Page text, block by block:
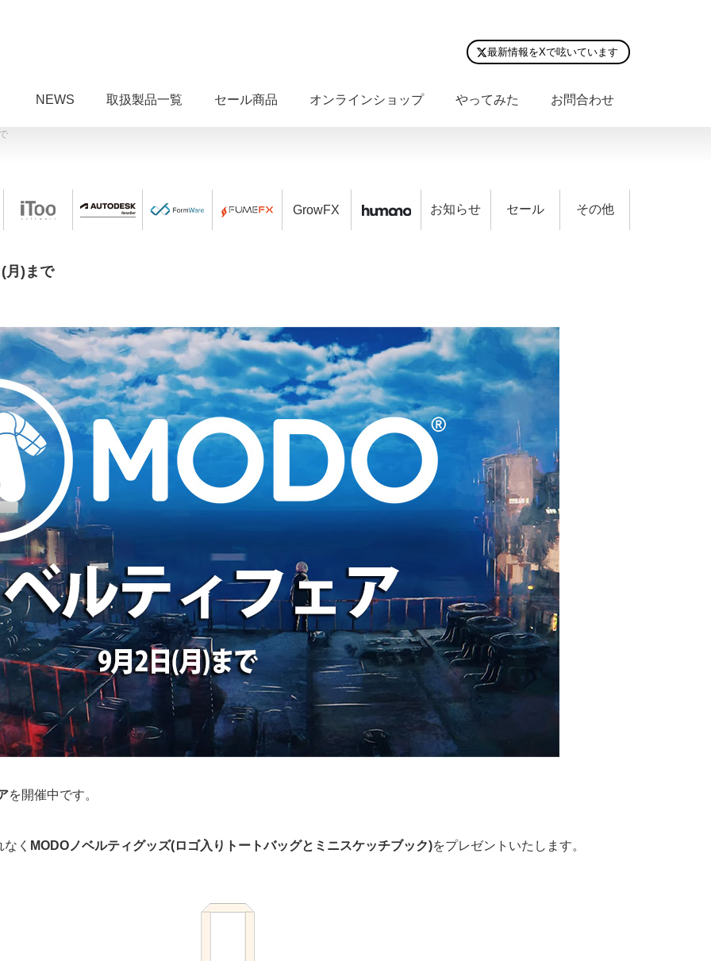
最新情報をXで呟いています
NEWS 取扱製品一覧 セール商品 オンラインショップ やってみた お問合わせ
GrowFX お知らせ セール その他
月)まで
を開催中です。
く MODOノベルティグッズ(ロゴ入りトートバッグとミニスケッチブック)をプレゼントいたします。